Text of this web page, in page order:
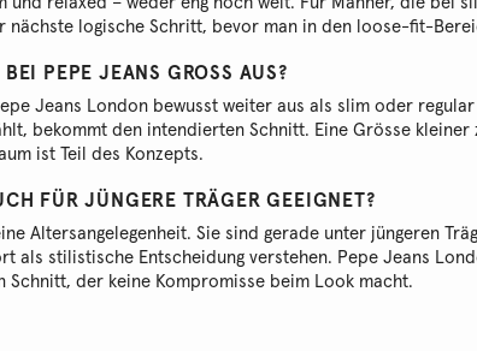
nächste logische Schritt, bevor man in den loose-fit-
PEPE JEANS GROSS AUS?
Jeans London bewusst weiter aus als slim oder
bekommt den intendierten Schnitt. Eine Grösse kleiner
ist Teil des Konzepts.
FÜR JÜNGERE TRÄGER GEEIGNET?
Altersangelegenheit. Sie sind gerade unter jüngeren
als stilistische Entscheidung verstehen. Pepe Jeans
Schnitt, der keine Kompromisse beim Look macht.